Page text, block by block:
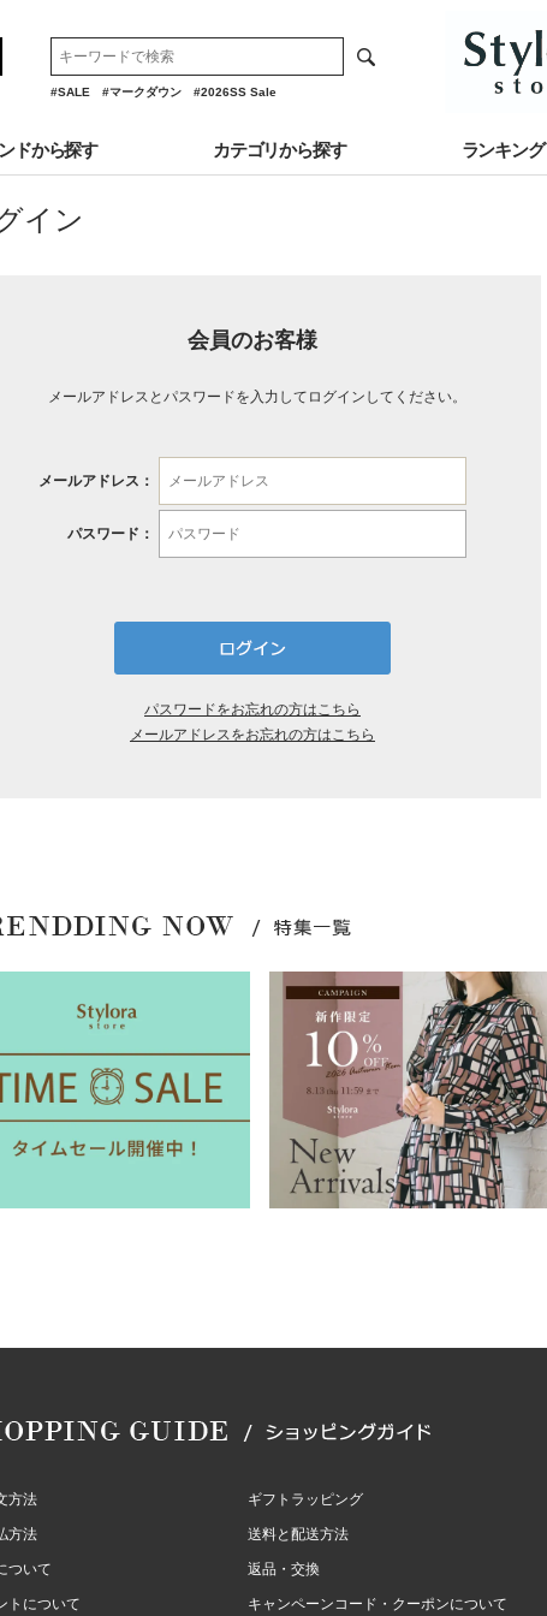
#SALE #マークダウン #2026SS Sale
ドから探す カテゴリから探す ランキング
イン
会員のお客様
メールアドレスとパスワードを入力してログインしてください。
メールアドレス：
パスワード：
パスワードをお忘れの方はこちら
メールアドレスをお忘れの方はこちら
方法 ギフトラッピング
方法 送料と配送方法
ついて 返品・交換
トについて キャンペーンコード・クーポンについて